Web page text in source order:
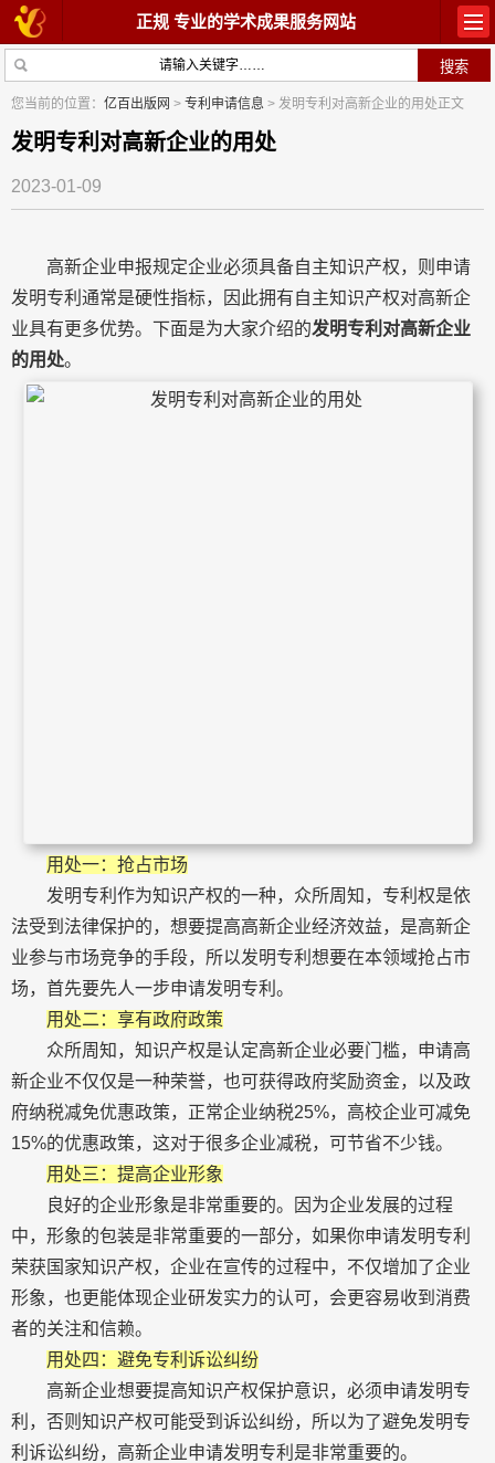
正规 专业的学术成果服务网站
学术著作
在线咨询 关于我们
您当前的位置： 亿百出版网 > 专利申请信息 > 发明专利对高新企业的用处正文
发明专利对高新企业的用处
2023-01-09
高新企业申报规定企业必须具备自主知识产权，则申请
发明专利通常是硬性指标，因此拥有自主知识产权对高新企
业具有更多优势。下面是为大家介绍的发明专利对高新企业
的用处。
用处一：抢占市场
发明专利作为知识产权的一种，众所周知，专利权是依
法受到法律保护的，想要提高高新企业经济效益，是高新企
业参与市场竞争的手段，所以发明专利想要在本领域抢占市
场，首先要先人一步申请发明专利。
用处二：享有政府政策
众所周知，知识产权是认定高新企业必要门槛，申请高
新企业不仅仅是一种荣誉，也可获得政府奖励资金，以及政
府纳税减免优惠政策，正常企业纳税25%，高校企业可减免
15%的优惠政策，这对于很多企业减税，可节省不少钱。
用处三：提高企业形象
良好的企业形象是非常重要的。因为企业发展的过程
中，形象的包装是非常重要的一部分，如果你申请发明专利
荣获国家知识产权，企业在宣传的过程中，不仅增加了企业
形象，也更能体现企业研发实力的认可，会更容易收到消费
者的关注和信赖。
用处四：避免专利诉讼纠纷
高新企业想要提高知识产权保护意识，必须申请发明专
利，否则知识产权可能受到诉讼纠纷，所以为了避免发明专
利诉讼纠纷，高新企业申请发明专利是非常重要的。